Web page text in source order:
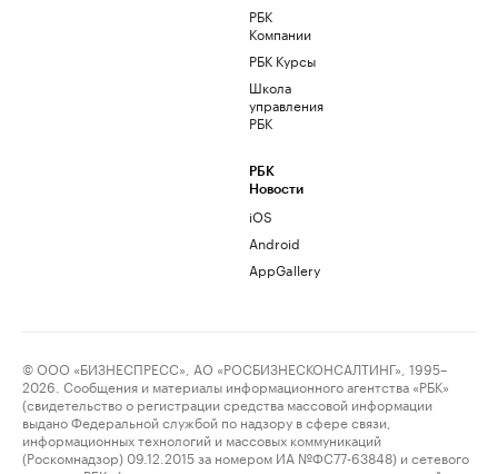
РБК
Компании
РБК Курсы
Школа
управления
РБК
РБК
Новости
iOS
Android
AppGallery
© ООО «БИЗНЕСПРЕСС», АО «РОСБИЗНЕСКОНСАЛТИНГ», 1995–
2026. Сообщения и материалы информационного агентства «РБК»
(свидетельство о регистрации средства массовой информации
выдано Федеральной службой по надзору в сфере связи,
информационных технологий и массовых коммуникаций
(Роскомнадзор) 09.12.2015 за номером ИА №ФС77-63848) и сетевого